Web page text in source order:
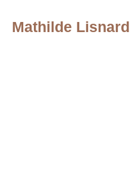
Mathilde Lisnard
Our